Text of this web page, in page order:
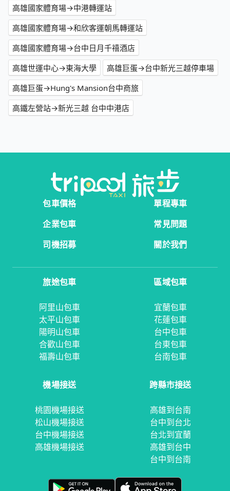
高雄國家體育場→中港轉運站
高雄國家體育場→和欣客運朝馬轉運站
高雄國家體育場→台中日月千禧酒店
高雄世運中心→東海大學
高雄巨蛋→台中新光三越停車場
高雄巨蛋→Hung's Mansion台中商旅
高鐵左營站→新光三越 台中中港店
包車價格
單程專車
企業包車
常見問題
司機招募
關於我們
旅途包車
阿里山包車
太平山包車
陽明山包車
合歡山包車
福壽山包車
區域包車
宜蘭包車
花蓮包車
台中包車
台東包車
台南包車
機場接送
桃園機場接送
松山機場接送
台中機場接送
高雄機場接送
跨縣市接送
高雄到台南
台中到台北
台北到宜蘭
高雄到台中
台中到台南